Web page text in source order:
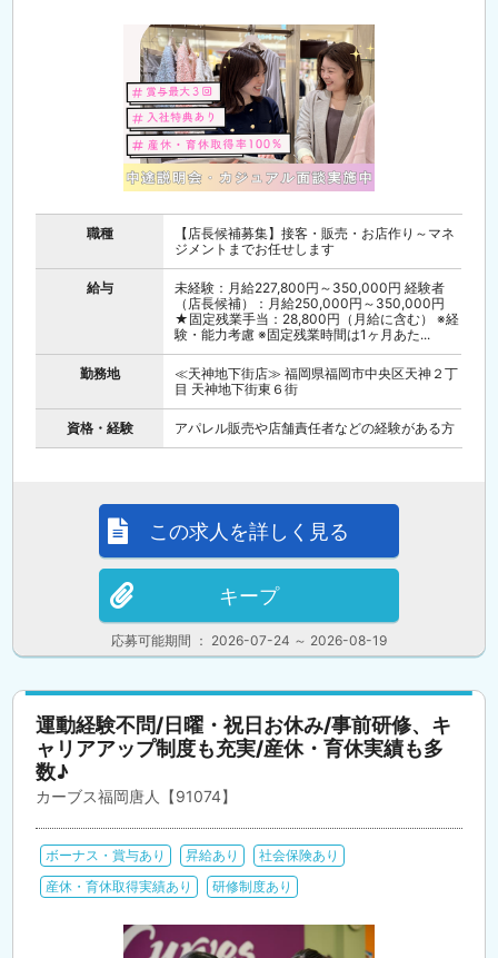
職種
【店長候補募集】接客・販売・お店作り～マネ
ジメントまでお任せします
給与
未経験：月給227,800円～350,000円 経験者
（店長候補）：月給250,000円～350,000円
★固定残業手当：28,800円（月給に含む） ※経
験・能力考慮 ※固定残業時間は1ヶ月あた...
勤務地
≪天神地下街店≫ 福岡県福岡市中央区天神２丁
目 天神地下街東６街
資格・経験 アパレル販売や店舗責任者などの経験がある方
応募可能期間 ： 2026-07-24 ～ 2026-08-19
この求人を詳しく見る
キープ
運動経験不問/日曜・祝日お休み/事前研修、キ
ャリアアップ制度も充実/産休・育休実績も多
数♪
カーブス福岡唐人【91074】
ボーナス・賞与あり 昇給あり
社会保険あり
産休・育休取得実績あり
研修制度あり